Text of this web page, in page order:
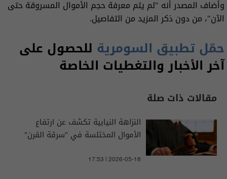
وأضاف المصدر أنه "لم يتم معرفة حجم الأموال المسروقة حتى
الآن"، من دون ذكر المزيد من التفاصيل.
حمّل تطبيق السومرية للحصول على
آخر الأخبار والتغطيات الخاصة
مقالات ذات صلة
النزاهة النيابية تكشف عن ارتفاع
الأموال المختلسة في "سرقة القرن"
17:53 | 2026-05-18